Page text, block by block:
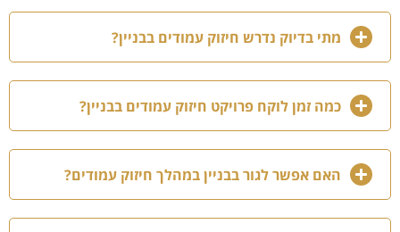
מתי בדיוק נדרש חיזוק עמודים בבניין?
כמה זמן לוקח פרויקט חיזוק עמודים בבניין?
האם אפשר לגור בבניין במהלך חיזוק עמודים?